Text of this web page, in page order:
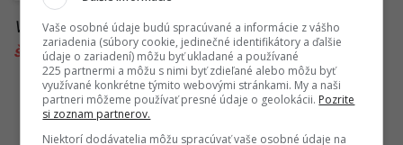
Viac k téme:Emmanuel Macron ,Rogozin,Rusko
šrapnel,vojna na ukrajine
Vaše osobné údaje budú spracúvané a informácie z vášho
zariadenia (súbory cookie, jedinečné identifikátory a ďalšie
údaje o zariadení) môžu byť ukladané a používané
225 partnermi a môžu s nimi byť zdieľané alebo môžu byť
využívané konkrétne týmito webovými stránkami. My a naši
partneri môžeme používať presné údaje o geolokácii. Pozrite
si zoznam partnerov.
Niektorí dodávatelia môžu spracúvať vaše osobné údaje na